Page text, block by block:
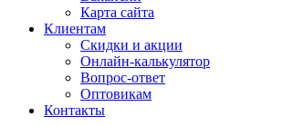
Карта сайта
Клиентам
Скидки и акции
Онлайн-калькулятор
Вопрос-ответ
Оптовикам
Контакты